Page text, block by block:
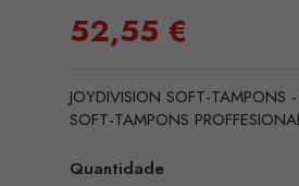
52,55 €
JOYDIVISION SOFT-TAMPONS
SOFT-TAMPONS
Quantidade